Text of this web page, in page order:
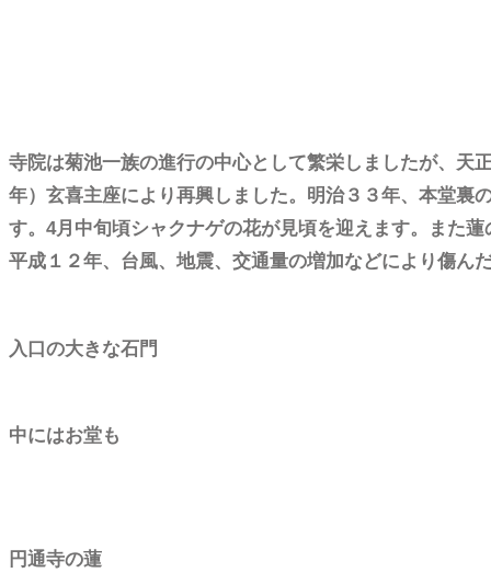
寺院は菊池一族の進行の中心として繁栄しましたが、天
年）玄喜主座により再興しました。明治３３年、本堂裏
す。4月中旬頃シャクナゲの花が見頃を迎えます。また
平成１２年、台風、地震、交通量の増加などにより傷ん
入口の大きな石門
中にはお堂も
円通寺の蓮